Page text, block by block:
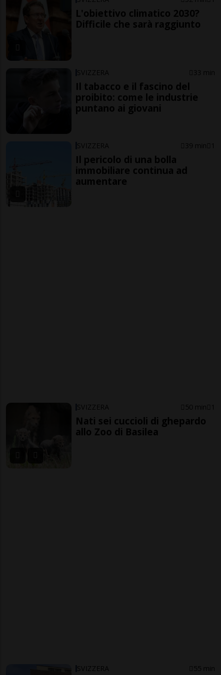
L'obiettivo climatico 2030?
Difficile che sarà raggiunto
SVIZZERA 33 min
Il tabacco e il fascino del
proibito: come le industrie
puntano ai giovani
SVIZZERA 39 min 1
Il pericolo di una bolla
immobiliare continua ad
aumentare
SVIZZERA 50 min 1
Nati sei cuccioli di ghepardo
allo Zoo di Basilea
SVIZZERA 55 min